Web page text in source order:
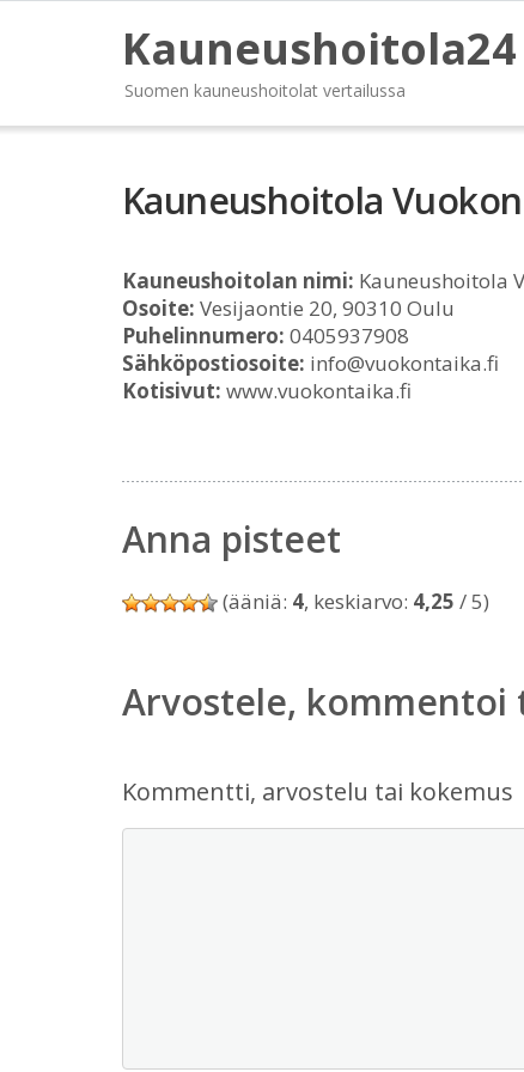
Kauneushoitola24
Suomen kauneushoitolat vertailussa
Kauneushoitola
Kauneushoitolan nimi: Kauneushoitola
Osoite: Vesijaontie 20, 90310 Oulu
Puhelinnumero: 0405937908
Sähköpostiosoite: info@vuokontaika.fi
Kotisivut: www.vuokontaika.fi
Anna pisteet
(ääniä: 4, keskiarvo: 4,25 / 5)
Arvostele, kommentoi
Kommentti, arvostelu tai kokemus